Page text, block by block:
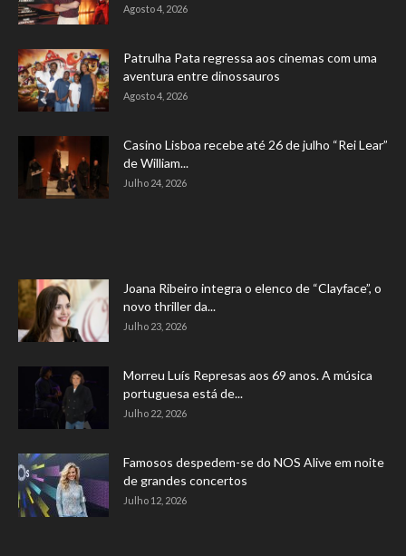
Agosto 4, 2026
Patrulha Pata regressa aos cinemas com uma
aventura entre dinossauros
Agosto 4, 2026
Casino Lisboa recebe até 26 de julho “Rei Lear”
de William...
Julho 24, 2026
Joana Ribeiro integra o elenco de “Clayface”, o
novo thriller da...
Julho 23, 2026
Morreu Luís Represas aos 69 anos. A música
portuguesa está de...
Julho 22, 2026
Famosos despedem-se do NOS Alive em noite
de grandes concertos
Julho 12, 2026